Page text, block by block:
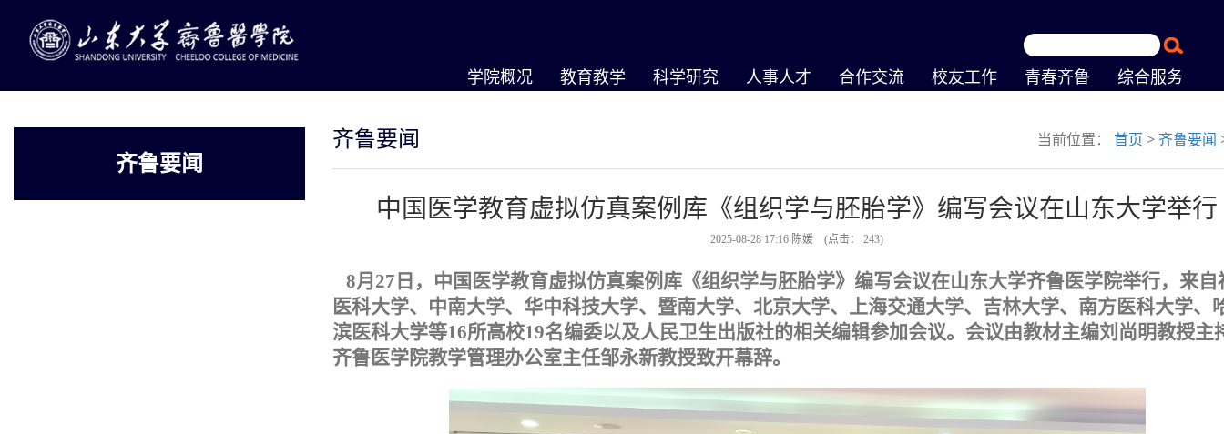
学院概况 教育教学 科学研究 人事人才 合作交流 校友工作 青春齐鲁 综合服务
齐鲁要闻
齐鲁要闻 当前位置： 首页 > 齐鲁要闻
中国医学教育虚拟仿真案例库《组织学与胚胎学》编写会议在山东大学举行
2025-08-28 17:16 陈媛 (点击： 243)
8月27日，中国医学教育虚拟仿真案例库《组织学与胚胎学》编写会议在山东大学齐鲁医学院举行， 来自
医科大学、中南大学、华中科技大学、暨南大学、北京大学、上海交通大学、吉林大学、南方医科大学、
滨医科大学等16所高校19名编委以及人民卫生出版社的相关编辑参加会议。会议由教材主编刘尚明教授主
齐鲁医学院教学管理办公室主任邹永新教授致开幕辞。